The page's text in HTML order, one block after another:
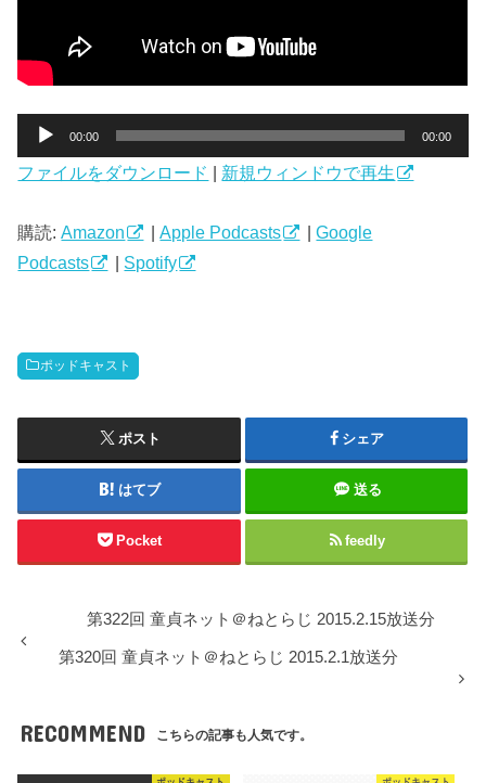
プ
ー
ヤ
00:00 00:00
ファイルをダウンロード 新規ウィンドウで再生
購読:Amazon |Apple Podcasts |Google
Podcasts
| Spotify
ポッドキャスト
ポスト シェア
はてブ 送る
Pocket feedly
第322回 童貞ネット＠ねとらじ 2015.2.15放送分
第320回 童貞ネット＠ねとらじ 2015.2.1放送分
RECOMMEND こちらの記事も人気です。